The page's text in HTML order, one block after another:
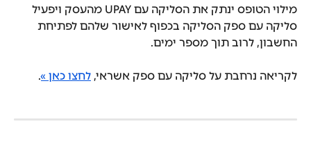
מילוי הטופס ינתק את הסליקה עם UPAY מהעסק ויפעיל
סליקה עם ספק הסליקה בכפוף לאישור שלהם לפתיחת
החשבון, לרוב תוך מספר ימים.
לקריאה נרחבת על סליקה עם ספק אשראי, לחצו כאן ».